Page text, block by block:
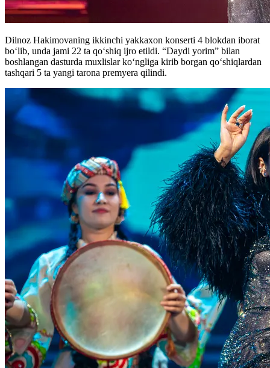
Dilnoz Hakimovaning ikkinchi yakkaxon konserti 4 blokdan iborat
bo‘lib, unda jami 22 ta qo‘shiq ijro etildi. “Daydi yorim” bilan
boshlangan dasturda muxlislar ko‘ngliga kirib borgan qo‘shiqlardan
tashqari 5 ta yangi tarona premyera qilindi.